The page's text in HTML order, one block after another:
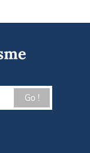
Go !